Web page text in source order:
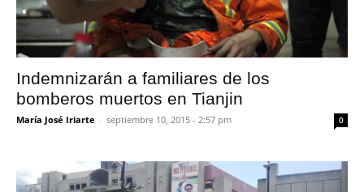
Indemnizarán a familiares de los
bomberos muertos en Tianjin
María José Iriarte - septiembre 10, 2015 - 2:57 pm 0